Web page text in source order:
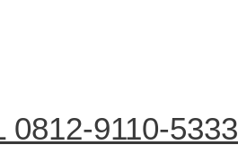
0812-9110-5333